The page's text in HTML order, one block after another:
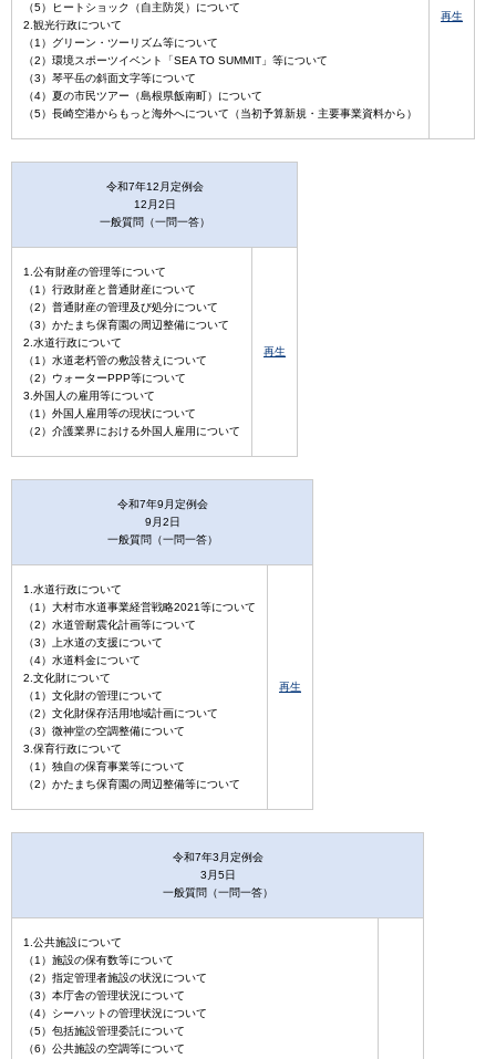
（5）ヒートショック（自主防災）について
2.観光行政について
（1）グリーン・ツーリズム等について
（2）環境スポーツイベント「SEA TO SUMMIT」等について
（3）琴平岳の斜面文字等について
（4）夏の市民ツアー（島根県飯南町）について
（5）長崎空港からもっと海外へについて（当初予算新規・主要事業資料から）
再生
令和7年12月定例会
12月2日
一般質問（一問一答）
1.公有財産の管理等について
（1）行政財産と普通財産について
（2）普通財産の管理及び処分について
（3）かたまち保育園の周辺整備について
2.水道行政について
（1）水道老朽管の敷設替えについて
（2）ウォーターPPP等について
3.外国人の雇用等について
（1）外国人雇用等の現状について
（2）介護業界における外国人雇用について
再生
令和7年9月定例会
9月2日
一般質問（一問一答）
1.水道行政について
（1）大村市水道事業経営戦略2021等について
（2）水道管耐震化計画等について
（3）上水道の支援について
（4）水道料金について
2.文化財について
（1）文化財の管理について
（2）文化財保存活用地域計画について
（3）微神堂の空調整備について
3.保育行政について
（1）独自の保育事業等について
（2）かたまち保育園の周辺整備等について
再生
令和7年3月定例会
3月5日
一般質問（一問一答）
1.公共施設について
（1）施設の保有数等について
（2）指定管理者施設の状況について
（3）本庁舎の管理状況について
（4）シーハットの管理状況について
（5）包括施設管理委託について
（6）公共施設の空調等について